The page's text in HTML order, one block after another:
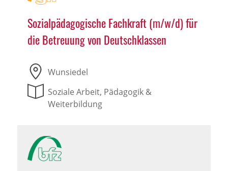
Sozialpädagogische Fachkraft (m/w/d) für
die Betreuung von Deutschklassen
Wunsiedel
Soziale Arbeit, Pädagogik &
Weiterbildung